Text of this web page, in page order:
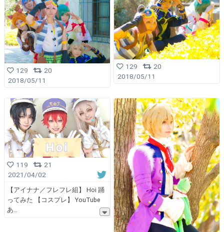
129
20
2018/05/11
129
20
2018/05/11
119
21
2021/04/02
【アイナナ／フレフレ組】 Hoi 踊
ってみた 【コスプレ】 YouTube
あ